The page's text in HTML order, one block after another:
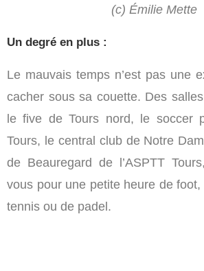
(c) Émilie Mette
Un degré en plus :
Le mauvais temps n’est pas une
cacher sous sa couette. Des
le five de Tours nord, le soccer
Tours, le central club de Notre
de Beauregard de l’ASPTT
vous pour une petite heure de
tennis ou de padel.